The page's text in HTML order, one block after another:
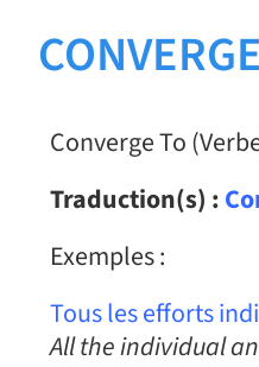
Converge To
Traduction(s) :
Exemples :
Tous les efforts
All the individual